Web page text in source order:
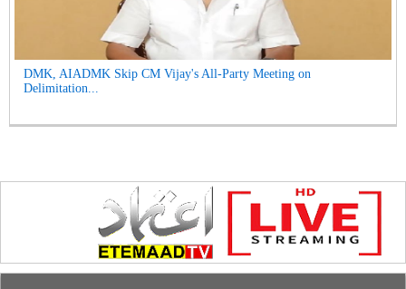
DMK, AIADMK Skip CM Vijay's All-Party Meeting on
Delimitation...